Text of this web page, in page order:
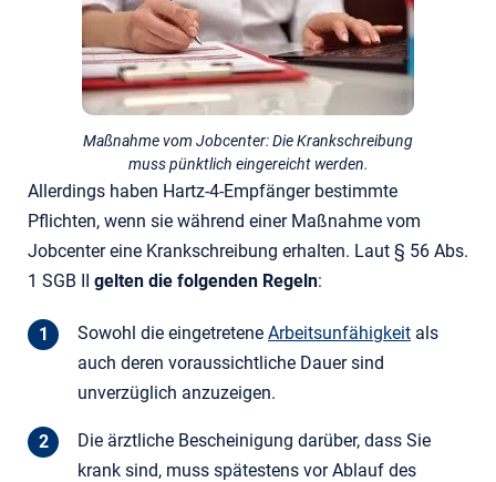
Maßnahme vom Jobcenter: Die Krankschreibung
muss pünktlich eingereicht werden.
Allerdings haben Hartz-4-Empfänger bestimmte
Pflichten, wenn sie während einer Maßnahme vom
Jobcenter eine Krankschreibung erhalten. Laut § 56 Abs.
1 SGB II gelten die folgenden Regeln:
Sowohl die eingetretene Arbeitsunfähigkeit als
auch deren voraussichtliche Dauer sind
unverzüglich anzuzeigen.
Die ärztliche Bescheinigung darüber, dass Sie
krank sind, muss spätestens vor Ablauf des